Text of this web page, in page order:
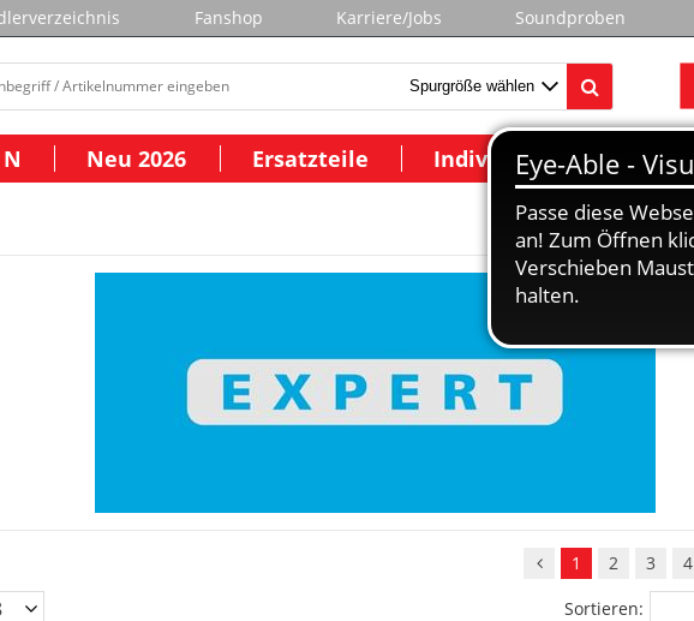
Fanshop Karriere/Jobs Soundproben
Neu 2026 Ersatzteile Individuelle Modelle
1 2 3 4
Sortieren: